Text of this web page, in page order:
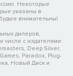
Некоторые
указаны в
внимательны!
дилеров,
числе с издателями:
Deep Silver,
Paradox, Plug-
Новый Диск и